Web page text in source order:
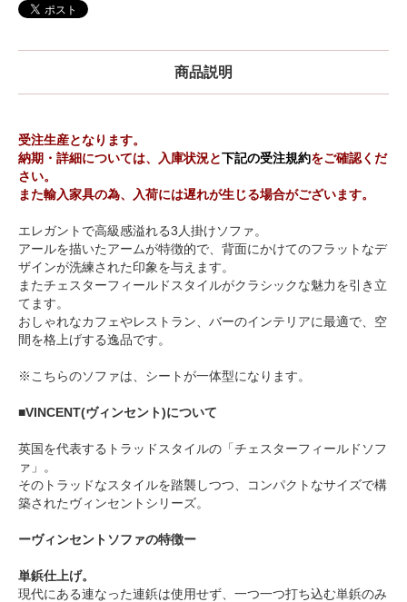
商品説明
受注生産となります。
納期・詳細については、入庫状況と下記の受注規約をご確認くだ
さい。
また輸入家具の為、入荷には遅れが生じる場合がございます。
エレガントで高級感溢れる3人掛けソファ。
アールを描いたアームが特徴的で、背面にかけてのフラットなデ
ザインが洗練された印象を与えます。
またチェスターフィールドスタイルがクラシックな魅力を引き立
てます。
おしゃれなカフェやレストラン、バーのインテリアに最適で、空
間を格上げする逸品です。
※こちらのソファは、シートが一体型になります。
■VINCENT(ヴィンセント)について
英国を代表するトラッドスタイルの「チェスターフィールドソフ
ァ」。
そのトラッドなスタイルを踏襲しつつ、コンパクトなサイズで構
築されたヴィンセントシリーズ。
ーヴィンセントソファの特徴ー
単鋲仕上げ。
現代にある連なった連鋲は使用せず、一つ一つ打ち込む単鋲のみ